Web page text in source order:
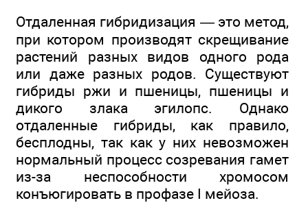
Отдаленная гибридизация — это метод,
при котором производят скрещивание
растений разных видов одного рода
или даже разных родов. Существуют
гибриды ржи и пшеницы, пшеницы и
дикого злака эгилопс. Однако
отдаленные гибриды, как правило,
бесплодны, так как у них невозможен
нормальный процесс созревания гамет
из-за неспособности хромосом
конъюгировать в профазе I мейоза.